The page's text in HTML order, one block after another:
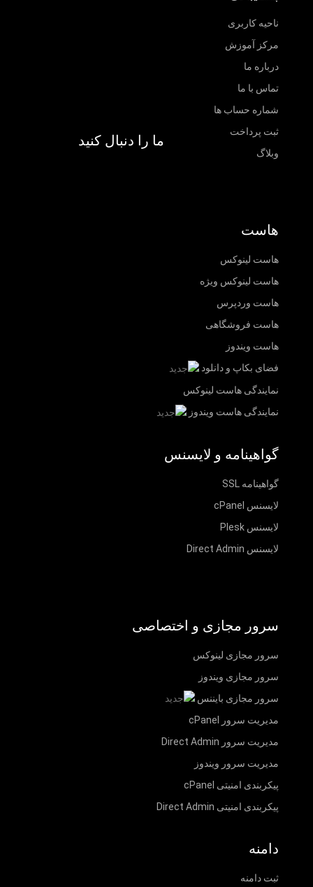
ناحیه کاربری
مرکز آموزش
درباره ما
تماس با ما
شماره حساب ها
ثبت پرداخت
وبلاگ
ما را دنبال کنید
هاست
هاست لینوکس
هاست لینوکس ویژه
هاست وردپرس
هاست فروشگاهی
هاست ویندوز
فضای بکاپ و دانلود
نمایندگی هاست لینوکس
نمایندگی هاست ویندوز
گواهینامه و لایسنس
گواهینامه SSL
لایسنس cPanel
لایسنس Plesk
لایسنس Direct Admin
سرور مجازی و اختصاصی
سرور مجازی لینوکس
سرور مجازی ویندوز
سرور مجازی بایننس
مدیریت سرور cPanel
مدیریت سرور Direct Admin
مدیریت سرور ویندوز
پیکربندی امنیتی cPanel
پیکربندی امنیتی Direct Admin
دامنه
ثبت دامنه